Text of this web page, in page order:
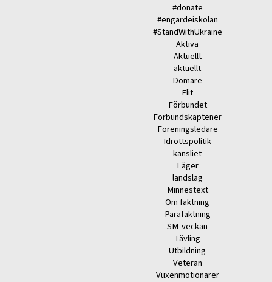
#donate
#engardeiskolan
#StandWithUkraine
Aktiva
Aktuellt
aktuellt
Domare
Elit
Förbundet
Förbundskaptener
Föreningsledare
Idrottspolitik
kansliet
Läger
landslag
Minnestext
Om fäktning
Parafäktning
SM-veckan
Tävling
Utbildning
Veteran
Vuxenmotionärer